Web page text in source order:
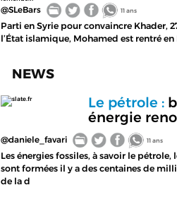
@SLeBars 11 ans
Parti en Syrie pour convaincre Khader,
l’État islamique, Mohamed est rentré en
NEWS
slate.fr Le pétrole :
énergie
@daniele_favari 11 ans
Les énergies fossiles, à savoir le
sont formées il y a des centaines de
de la d